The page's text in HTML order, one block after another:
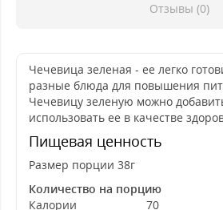
Отзывы (0)
Чечевица зеленая - ее легко
разные блюда для повышения
Чечевицу зеленую можно
использовать ее в качестве
Пищевая ценность
Размер порции 38г
Количество на порцию
Калории
70